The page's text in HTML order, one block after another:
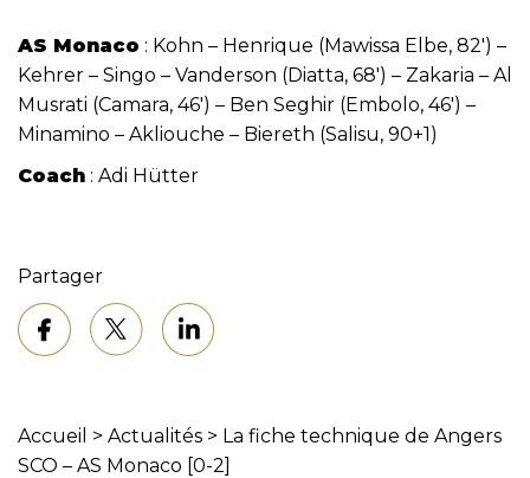
AS Monaco : Kohn – Henrique (Mawissa Elbe, 82′) –
Kehrer – Singo – Vanderson (Diatta, 68′) – Zakaria – Al
Musrati (Camara, 46′) – Ben Seghir (Embolo, 46′) –
Minamino – Akliouche – Biereth (Salisu, 90+1)
Coach : Adi Hütter
Partager
Accueil > Actualités > La fiche technique de Angers
SCO – AS Monaco [0-2]